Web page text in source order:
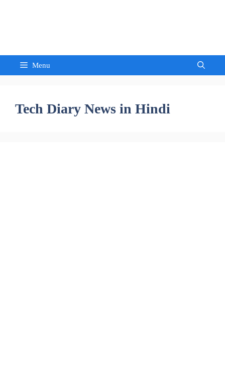
Menu
Tech Diary News in Hindi